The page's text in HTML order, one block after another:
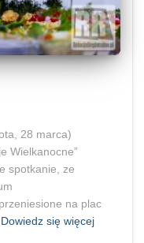
28 marca)
Wielkanocne”
spotkanie, ze
na plac
Dowiedz się więcej